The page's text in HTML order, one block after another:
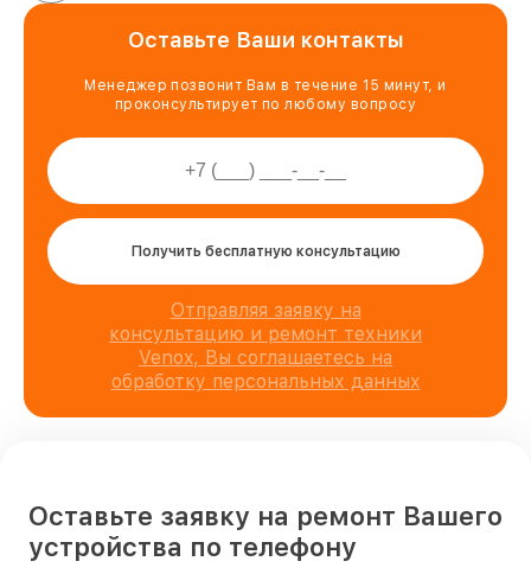
Оставьте Ваши контакты
Менеджер позвонит Вам в течение 15 минут, и
проконсультирует по любому вопросу
Получить бесплатную консультацию
Отправляя заявку на
консультацию и ремонт техники
Venox, Вы соглашаетесь на
обработку персональных данных
Оставьте заявку на ремонт Вашего
устройства по телефону